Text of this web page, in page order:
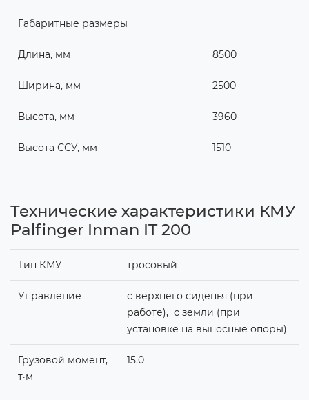
Габаритные размеры
Длина, мм 8500
Ширина, мм 2500
Высота, мм 3960
Высота ССУ, мм 1510
Технические характеристики КМУ
Palfinger Inman IT 200
Тип КМУ тросовый
Управление
с верхнего сиденья (при
работе), с земли (при
установке на выносные опоры)
Грузовой момент,
т·м
15.0